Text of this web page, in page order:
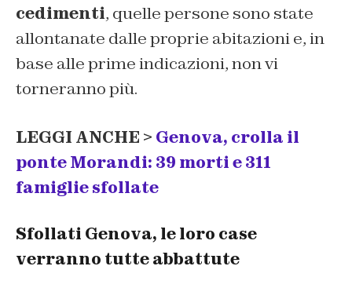
cedimenti, quelle persone sono state
allontanate dalle proprie abitazioni e, in
base alle prime indicazioni, non vi
torneranno più.
LEGGI ANCHE > Genova, crolla il
ponte Morandi: 39 morti e 311
famiglie sfollate
Sfollati Genova, le loro case
verranno tutte abbattute